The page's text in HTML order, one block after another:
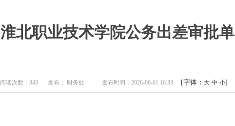
淮北职业技术学院公务出差审批单
阅读次数：343 发布： 财务处 发布时间：2026-06-01 16:33 [字体： 大 中 小]